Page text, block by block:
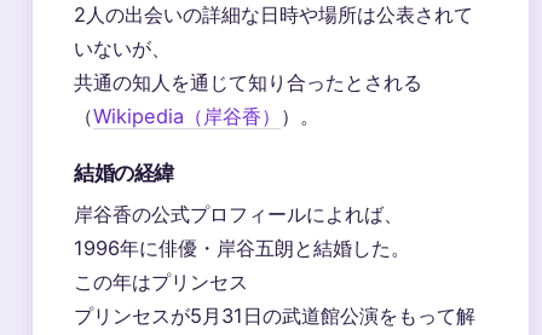
2人の出会いの詳細な日時や場所は公表されて
いないが、
共通の知人を通じて知り合ったとされる
（Wikipedia（岸谷香） ）。
結婚の経緯
岸谷香の公式プロフィールによれば、
1996年に俳優・岸谷五朗と結婚した。
この年はプリンセス
プリンセスが5月31日の武道館公演をもって解